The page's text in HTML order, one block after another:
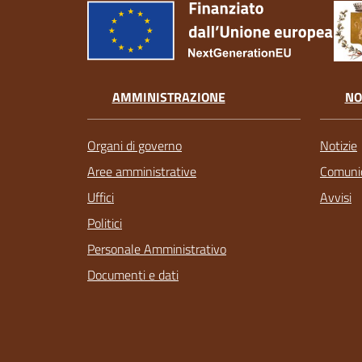
AMMINISTRAZIONE
Organi di governo
Aree amministrative
Uffici
Politici
Personale Amministrativo
Documenti e dati
Notizie
Avvisi